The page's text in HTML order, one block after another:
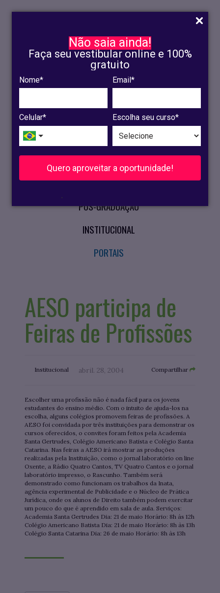
Não saia ainda!
Faça seu vestibular online e 100%
gratuito
Nome* Email*
Celular* Escolha seu curso*
Quero aproveitar a oportunidade!
.
INSCRIÇÃO
OLINDA
RECIFE
VESTIBULAR
CURSOS PRESENCIAIS
PÓS-GRADUAÇÃO
INSTITUCIONAL
PORTAIS
AESO participa de
Feiras de Profissões
Institucional abril. 28, 2004 Compartilhar
Escolher uma profissão não é nada fácil para os jovens
estudantes do ensino médio. Com o intuito de ajuda-los na
escolha, alguns colégios promovem feiras de profissões. A
AESO foi convidada por três instituições para demonstrar os
cursos oferecidos, o convites foram feitos pela Academia
Santa Gertrudes, Colégio Americano Batista e Colégio Santa
Catarina. Nas feiras a AESO irá mostrar as produções
realizadas pela Instituição, como o jornal laboratório on line
Oxente, a Rádio Quatro Cantos, TV Quatro Cantos e o jornal
laboratório impresso, o Rascunho. Também será
demonstrado como funcionam os trabalhos da Inata,
agência experimental de Publicidade e o Núcleo de Prática
Jurídica, onde os alunos de Direito também podem exercitar
um pouco do que é aprendido em sala de aula. Serviços:
Academia Santa Gertrudes Dia: 21 de maio Horário: 8h às 12h
Colégio Americano Batista Dia: 21 de maio Horário: 8h às 13h
Colégio Santa Catarina Dia: 26 de maio Horário: 8h às 13h